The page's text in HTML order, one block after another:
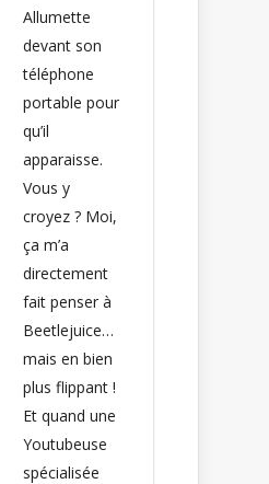
Allumette
devant son
téléphone
portable pour
qu’il
apparaisse.
Vous y
croyez ? Moi,
ça m’a
directement
fait penser à
Beetlejuice…
mais en bien
plus flippant !
Et quand une
Youtubeuse
spécialisée